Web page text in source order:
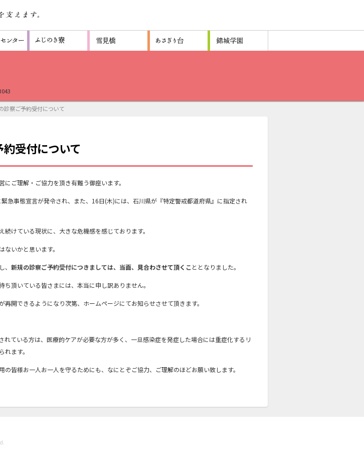
診察ご予約受付について
受付について
にご理解・ご協力を頂き有難う御座います。
急事態宣言が発令され、また、16日(木)には、石川県が『特定警戒都道府県』に指定され
続けている現状に、大きな危機感を感じております。
いかと思います。
新規の診察ご予約受付につきましては、当面、 見合わさせて頂く こととなりました。
ち頂いている皆さまには、本当に申し訳ありません。
再開できるようになり次第、ホームページにてお知らせさせて頂きます。
れている方は、医療的ケアが必要な方が多く、一旦感染症を発症した場合には重症化するリ
れます。
の皆様お一人お一人を守るためにも、なにとぞご協力、ご理解のほどお願い致します。